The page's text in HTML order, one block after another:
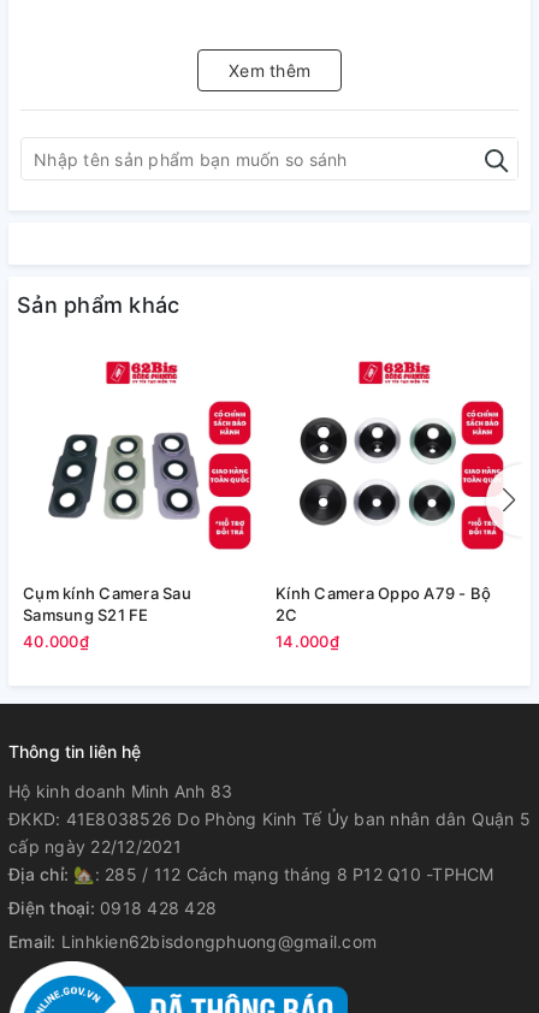
Xem thêm
Sản phẩm khác
Cụm kính Camera Sau
Samsung S21 FE
40.000₫
Kính Camera Oppo A79 - Bộ
2C
14.000₫
Thông tin liên hệ
Hộ kinh doanh Minh Anh 83
ĐKKD: 41E8038526 Do Phòng Kinh Tế Ủy ban nhân dân Quận 5
cấp ngày 22/12/2021
Địa chỉ: 🏡: 285 / 112 Cách mạng tháng 8 P12 Q10 -TPHCM
Điện thoại: 0918 428 428
Email: Linhkien62bisdongphuong@gmail.com